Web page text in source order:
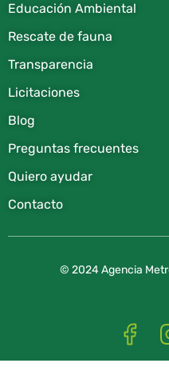
Educación Ambiental
Rescate de fauna​
Transparencia
Licitaciones
Blog
Preguntas frecuentes
Quiero ayudar
Contacto
© 2024 Agencia